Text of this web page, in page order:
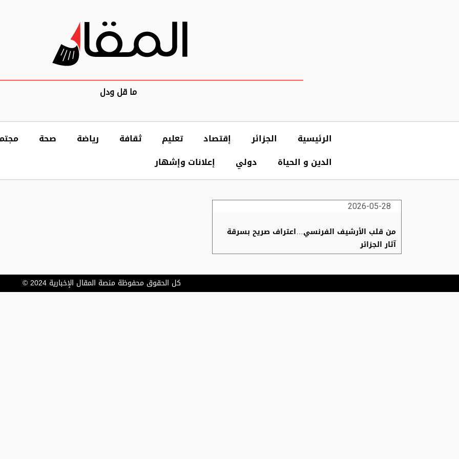
ما قل ودل
الرئيسية الجزائر إقتصاد تعليم ثقافة رياضة صحة
الدين و الحياة
دولي إعلانات وإشهار
2026-05-28
من قلب الأرشيف الفرنسي…اعتراف صريح بسرقة
آثار الجزائر
كل الحقوق محفوظة منصة المقال الإخبارية 2024 ©